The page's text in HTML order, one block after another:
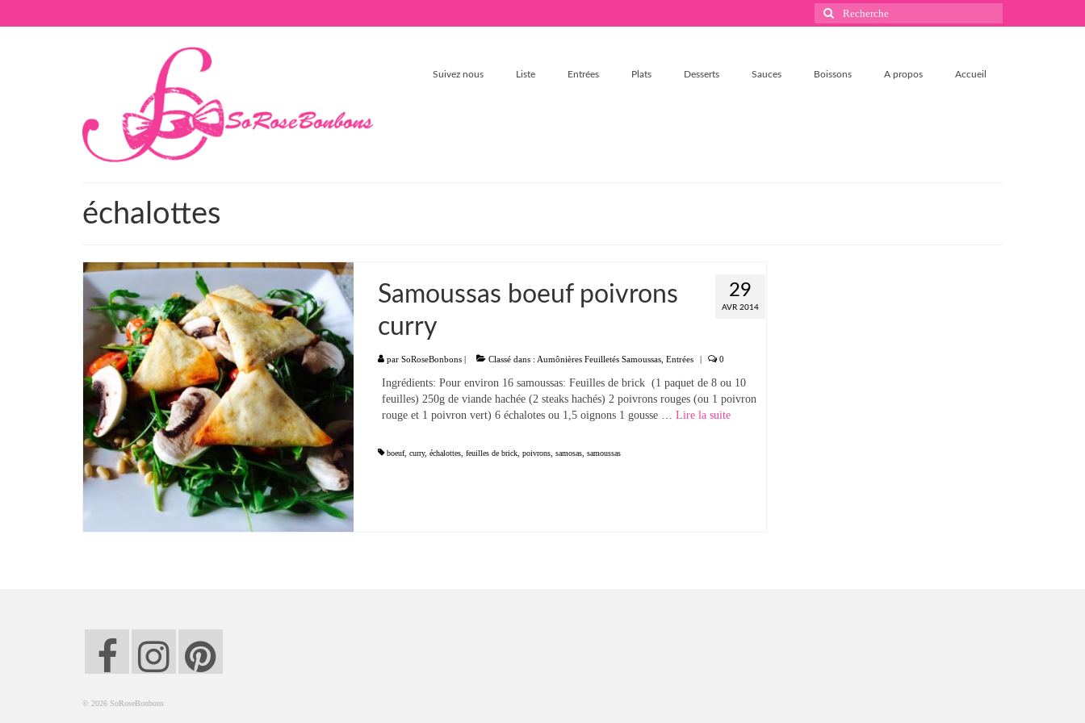
Rechercher
:
Suivez nous Liste Entrées Plats Desserts Sauces Boissons A propos Accueil
échalottes
29
AVR 2014
Samoussas boeuf poivrons
curry
par SoRoseBonbons| Classé dans : Aumônières Feuilletés Samoussas, Entrées | 0
Ingrédients: Pour environ 16 samoussas: Feuilles de brick (1 paquet de 8 ou 10
feuilles) 250g de viande hachée (2 steaks hachés) 2 poivrons rouges (ou 1 poivron
rouge et 1 poivron vert) 6 échalotes ou 1,5 oignons 1 gousse … Lire la suite­­
boeuf, curry, échalottes, feuilles de brick, poivrons, samosas, samoussas
© 2026 SoRoseBonbons